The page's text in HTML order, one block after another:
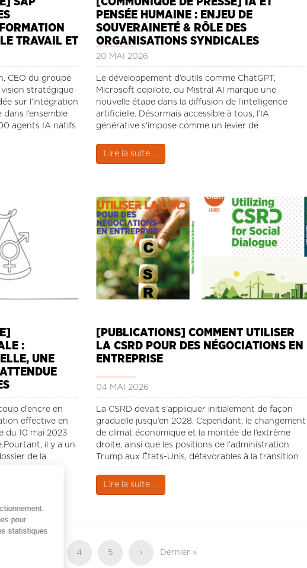
TRAVAIL ET
CEO du groupe
stratégique
sur l’intégration
l’ensemble
agents IA natifs
millions € en
du cloud
PENSÉE HUMAINE : ENJEU DE
SOUVERAINETÉ & RÔLE DES
ORGANISATIONS SYNDICALES
20 MAI 2026
Le développement d’outils comme ChatGPT,
Microsoft copilote, ou Mistral AI marque une
nouvelle étape dans la diffusion de l'intelligence
artificielle. Désormais accessible à tous, l’IA
générative s'impose comme un levier de
organisations et des équilibres économiques.
Lire la suite ...
:
UNE
d’encre en
effective en
du 10 mai 2023
il y a un
de la
[PUBLICATIONS] COMMENT UTILISER
LA CSRD POUR DES NÉGOCIATIONS EN
ENTREPRISE
04 MAI 2026
La CSRD devait s’appliquer initialement de façon
graduelle jusqu’en 2028. Cependant, le changement
de climat économique et la montée de l’extrême
droite, ainsi que les positions de l’administration
Trump aux États-Unis, défavorables à la transition
s’attaquait à un nombre important de législations
mises en place.
Lire la suite ...
Page
4 Page
5
Page
›
Dernière
Dernier »
pour
statistiques